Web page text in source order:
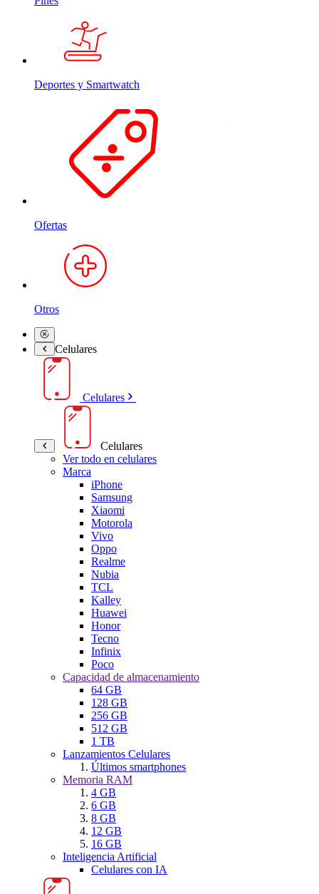
Deportes y Smartwatch
Ofertas
Otros
Celulares
Celulares
Celulares
Ver todo en celulares
Marca
iPhone
Samsung
Xiaomi
Motorola
Vivo
Oppo
Realme
Nubia
TCL
Kalley
Huawei
Honor
Tecno
Infinix
Poco
Capacidad de almacenamiento
64 GB
128 GB
256 GB
512 GB
1 TB
Lanzamientos Celulares
Últimos smartphones
Memoria RAM
4 GB
6 GB
8 GB
12 GB
16 GB
Inteligencia Artificial
Celulares con IA